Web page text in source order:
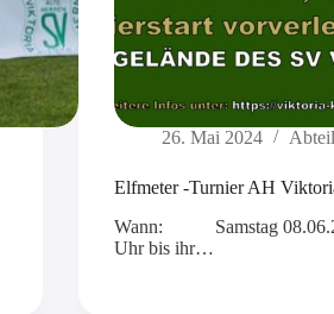
26. Mai 2024
Elfmeter -Turnier AH
Wann: Samstag
Uhr bis ihr…